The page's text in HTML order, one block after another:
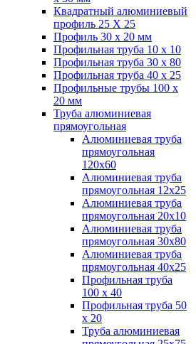
Квадратный алюминиевый
профиль 25 Х 25
Профиль 30 х 20 мм
Профильная труба 10 х 10
Профильная труба 30 х 80
Профильная труба 40 х 25
Профильные трубы 100 х
20 мм
Труба алюминиевая
прямоугольная
Алюминиевая труба
прямоугольная
120х60
Алюминиевая труба
прямоугольная 12х25
Алюминиевая труба
прямоугольная 20х10
Алюминиевая труба
прямоугольная 30х80
Алюминиевая труба
прямоугольная 40х25
Профильная труба
100 х 40
Профильная труба 50
х 20
Труба алюминиевая